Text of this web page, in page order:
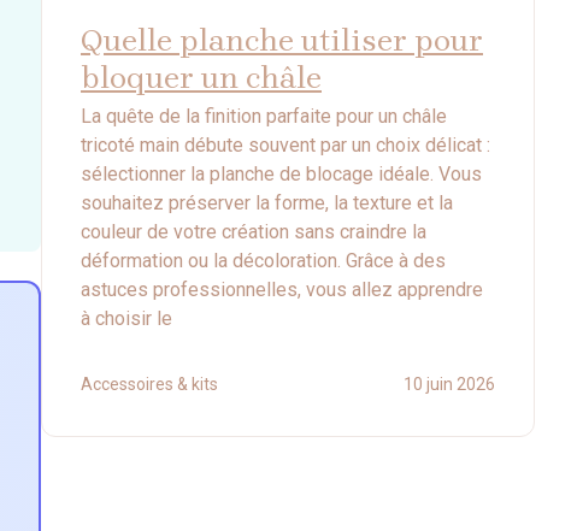
Quelle planche utiliser pour
bloquer un châle
La quête de la finition parfaite pour un châle
tricoté main débute souvent par un choix délicat :
sélectionner la planche de blocage idéale. Vous
souhaitez préserver la forme, la texture et la
couleur de votre création sans craindre la
déformation ou la décoloration. Grâce à des
astuces professionnelles, vous allez apprendre
à choisir le
Accessoires & kits 10 juin 2026